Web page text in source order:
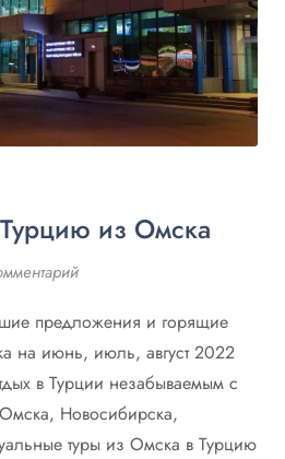
из Омска
предложения и горящие
на июнь, июль, август 2022
в Турции незабываемым с
Новосибирска,
туры из Омска в Турцию